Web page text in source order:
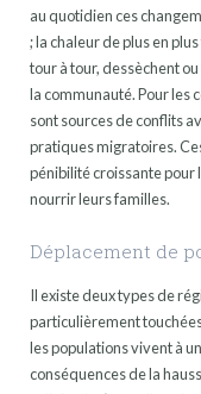
au quotidien ces
; la chaleur de plus en
tour à tour, dessèchent
la communauté. Pour les
sont sources de conflits
pratiques migratoires.
pénibilité croissante pour
nourrir leurs familles.
Déplacement de
Il existe deux types de
particulièrement
les populations vivent à
conséquences de la